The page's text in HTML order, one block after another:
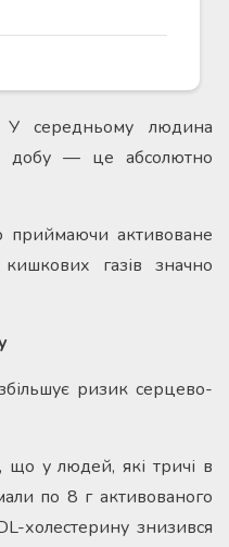
середньому людина
добу — це абсолютно
активоване
газів значно
ризик серцево-
що у людей, які тричі в
по 8 г активованого
холестерину знизився